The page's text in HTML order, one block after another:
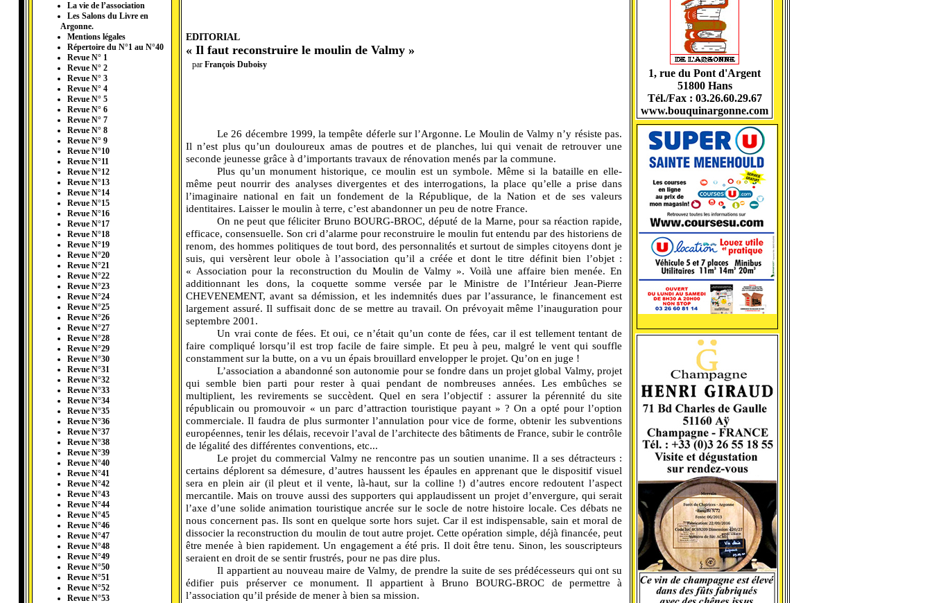
La vie de l’association
Les Salons du Livre en
Argonne.
Mentions légales
Répertoire du N°1 au N°40
Revue N° 1
Revue N° 2
Revue N° 3
Revue N° 4
Revue N° 5
Revue N° 6
Revue N° 7
Revue N° 8
Revue N° 9
Revue N°10
Revue N°11
Revue N°12
Revue N°13
Revue N°14
Revue N°15
Revue N°16
Revue N°17
Revue N°18
Revue N°19
Revue N°20
Revue N°21
Revue N°22
Revue N°23
Revue N°24
Revue N°25
Revue N°26
Revue N°27
Revue N°28
Revue N°29
Revue N°30
Revue N°31
Revue N°32
Revue N°33
Revue N°34
Revue N°35
Revue N°36
Revue N°37
Revue N°38
Revue N°39
Revue N°40
Revue N°41
Revue N°42
Revue N°43
Revue N°44
Revue N°45
Revue N°46
Revue N°47
Revue N°48
Revue N°49
Revue N°50
Revue N°51
Revue N°52
Revue N°53
EDITORIAL
« Il faut reconstruire le moulin de Valmy »
par François Duboisy
Le 26 décembre 1999, la tempête déferle sur l’Argonne. Le Moulin de Valmy n’y résiste pas.
Il n’est plus qu’un douloureux amas de poutres et de planches, lui qui venait de retrouver une
seconde jeunesse grâce à d’importants travaux de rénovation menés par la commune.
Plus qu’un monument historique, ce moulin est un symbole. Même si la bataille en elle-
même peut nourrir des analyses divergentes et des interrogations, la place qu’elle a prise dans
l’imaginaire national en fait un fondement de la République, de la Nation et de ses valeurs
identitaires. Laisser le moulin à terre, c’est abandonner un peu de notre France.
On ne peut que féliciter Bruno BOURG-BROC, député de la Marne, pour sa réaction rapide,
efficace, consensuelle. Son cri d’alarme pour reconstruire le moulin fut entendu par des historiens de
renom, des hommes politiques de tout bord, des personnalités et surtout de simples citoyens dont je
suis, qui versèrent leur obole à l’association qu’il a créée et dont le titre définit bien l’objet :
« Association pour la reconstruction du Moulin de Valmy ». Voilà une affaire bien menée. En
additionnant les dons, la coquette somme versée par le Ministre de l’Intérieur Jean-Pierre
CHEVENEMENT, avant sa démission, et les indemnités dues par l’assurance, le financement est
largement assuré. Il suffisait donc de se mettre au travail. On prévoyait même l’inauguration pour
septembre 2001.
Un vrai conte de fées. Et oui, ce n’était qu’un conte de fées, car il est tellement tentant de
faire compliqué lorsqu’il est trop facile de faire simple. Et peu à peu, malgré le vent qui souffle
constamment sur la butte, on a vu un épais brouillard envelopper le projet. Qu’on en juge !
L’association a abandonné son autonomie pour se fondre dans un projet global Valmy, projet
qui semble bien parti pour rester à quai pendant de nombreuses années. Les embûches se
multiplient, les revirements se succèdent. Quel en sera l’objectif : assurer la pérennité du site
républicain ou promouvoir « un parc d’attraction touristique payant » ? On a opté pour l’option
commerciale. Il faudra de plus surmonter l’annulation pour vice de forme, obtenir les subventions
européennes, tenir les délais, recevoir l’aval de l’architecte des bâtiments de France, subir le contrôle
de légalité des différentes conventions, etc...
Le projet du commercial Valmy ne rencontre pas un soutien unanime. Il a ses détracteurs :
certains déplorent sa démesure, d’autres haussent les épaules en apprenant que le dispositif visuel
sera en plein air (il pleut et il vente, là-haut, sur la colline !) d’autres encore redoutent l’aspect
mercantile. Mais on trouve aussi des supporters qui applaudissent un projet d’envergure, qui serait
l’axe d’une solide animation touristique ancrée sur le socle de notre histoire locale. Ces débats ne
nous concernent pas. Ils sont en quelque sorte hors sujet. Car il est indispensable, sain et moral de
dissocier la reconstruction du moulin de tout autre projet. Cette opération simple, déjà financée, peut
être menée à bien rapidement. Un engagement a été pris. Il doit être tenu. Sinon, les souscripteurs
seraient en droit de se sentir frustrés, pour ne pas dire plus.
Il appartient au nouveau maire de Valmy, de prendre la suite de ses prédécesseurs qui ont su
édifier puis préserver ce monument. Il appartient à Bruno BOURG-BROC de permettre à
l’association qu’il préside de mener à bien sa mission.
1, rue du Pont d'Argent
51800 Hans
Tél./Fax : 03.26.60.29.67
www.bouquinargonne.com